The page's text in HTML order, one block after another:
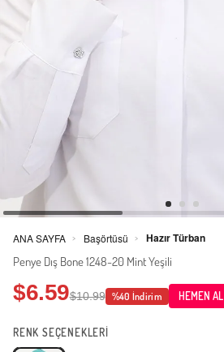
ANA SAYFA > Başörtüsü > Hazır Türban
Penye Dış Bone 1248-20 Mint Yeşili
$6.59$10.99 %40 İndirim HEMEN AL
RENK SEÇENEKLERİ